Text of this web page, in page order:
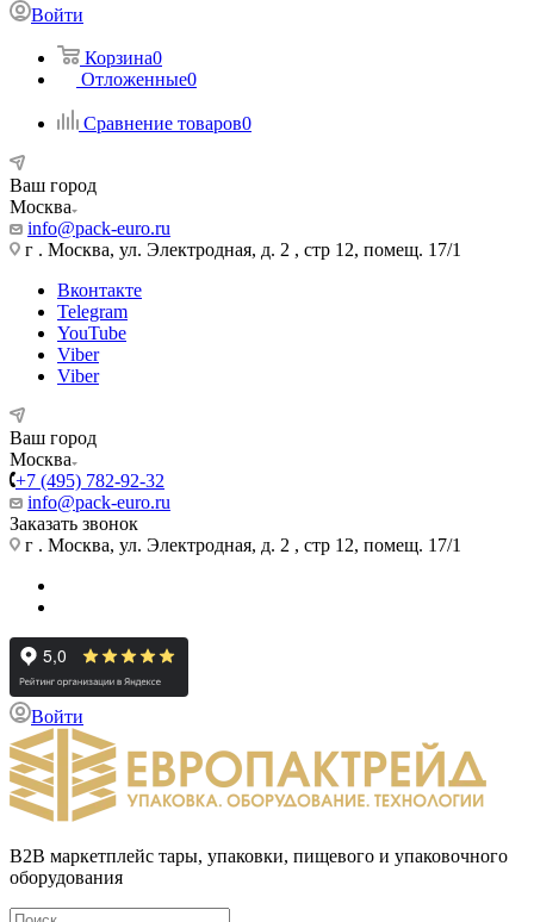
Войти
Корзина0
Отложенные0
Сравнение товаров0
Ваш город
Москва
info@pack-euro.ru
г . Москва, ул. Электродная, д. 2 , стр 12, помещ. 17/1
Вконтакте
Telegram
YouTube
Viber
Viber
Ваш город
Москва
+7 (495) 782-92-32
info@pack-euro.ru
Заказать звонок
г . Москва, ул. Электродная, д. 2 , стр 12, помещ. 17/1
Войти
B2B маркетплейс тары, упаковки, пищевого и упаковочного
оборудования